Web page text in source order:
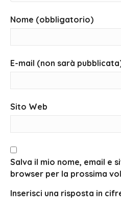
Nome (obbligatorio)
E-mail (non sarà
Sito Web
Salva il mio nome, email e
browser per la prossima
Inserisci una risposta in